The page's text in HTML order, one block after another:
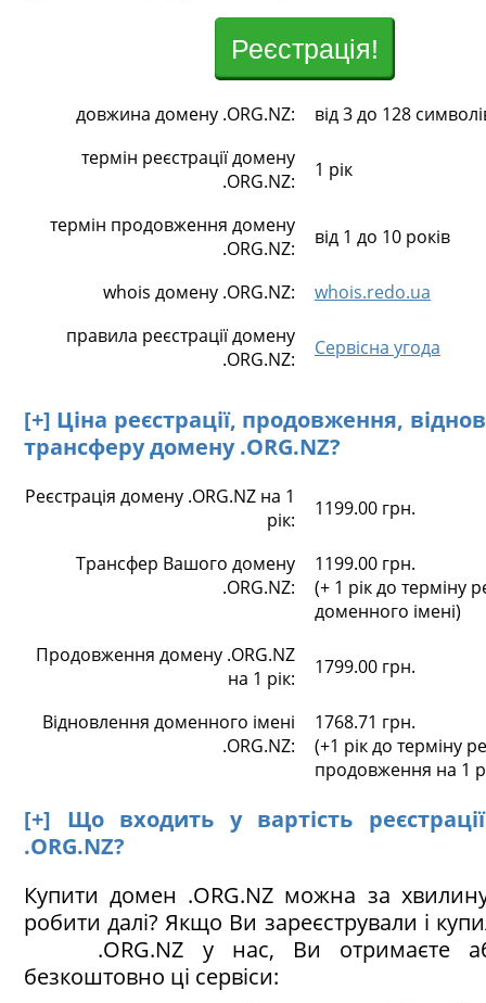
Реєстрація!
довжина домену .ORG.NZ:
від 3 до 128
термін реєстрації домену
.ORG.NZ:
1 рік
термін продовження домену
.ORG.NZ:
від 1 до 10 років
whois домену .ORG.NZ:
whois.redo.ua
правила реєстрації домену
.ORG.NZ:
Сервісна угода
[+] Ціна реєстрації, продовження,
трансферу домену .ORG.NZ?
Реєстрація домену .ORG.NZ на 1
рік:
1199.00 грн.
Трансфер Вашого домену
.ORG.NZ:
1199.00 грн.
(+ 1 рік до терміну
доменного імені)
Продовження домену .ORG.NZ
на 1 рік:
1799.00 грн.
Відновлення доменного імені
.ORG.NZ:
1768.71 грн.
(+1 рік до терміну
продовження на 1
[+] Що входить у вартість
.ORG.NZ?
Купити домен .ORG.NZ можна за
робити далі? Якщо Ви зареєстрували і
.ORG.NZ у нас, Ви отримаєте
безкоштовно ці сервіси: